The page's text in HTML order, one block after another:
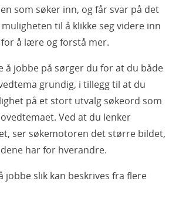
som søker inn, og får svar på det
til å klikke seg videre inn
å lære og forstå mer.
å jobbe på sørger du for at du både
grundig, i tillegg til at du
på et stort utvalg søkeord som
Ved at du lenker
ser søkemotoren det større bildet,
har for hverandre.
jobbe slik kan beskrives fra flere